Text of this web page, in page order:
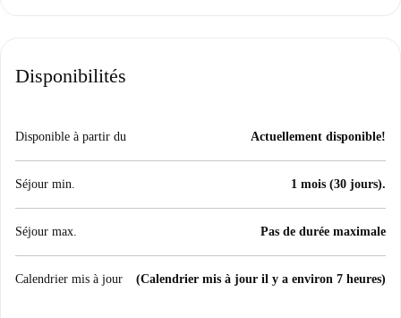
Disponibilités
Disponible à partir du Actuellement disponible!
Séjour min. 1 mois (30 jours).
Séjour max. Pas de durée maximale
Calendrier mis à jour (Calendrier mis à jour il y a environ 7 heures)